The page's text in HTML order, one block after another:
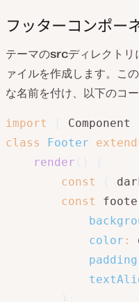
フッターコンポー
テーマのsrcディレクトリ
ァイルを作成します。こ
な名前を付け、以下のコ
import Component
class
Footer
render
const
const
color :
padding